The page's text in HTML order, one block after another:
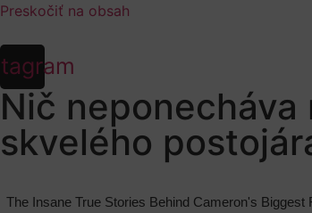
Preskočiť na obsah
Nič
skvelého